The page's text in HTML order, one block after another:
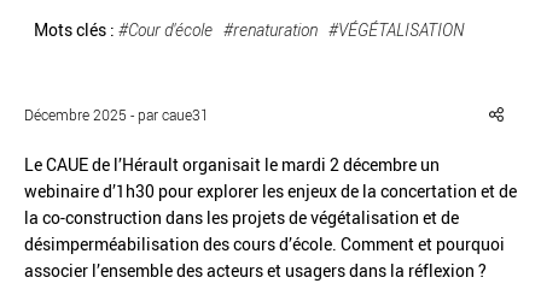
Réinitialiser Fermer la recherche avancée
Mots clés : #Cour d'école #renaturation #VÉGÉTALISATION
Décembre 2025 - par caue31
Le CAUE de l’Hérault organisait le mardi 2 décembre un
webinaire d’1h30 pour explorer les enjeux de la concertation et de
la co-construction dans les projets de végétalisation et de
désimperméabilisation des cours d’école. Comment et pourquoi
associer l’ensemble des acteurs et usagers dans la réflexion ?